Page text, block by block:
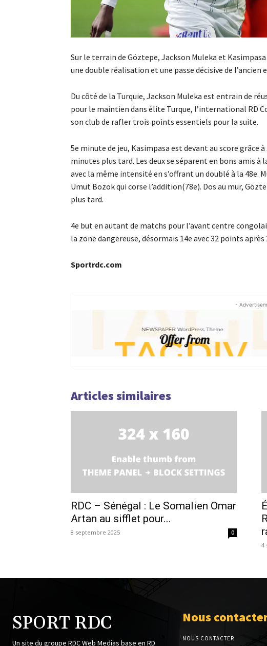
Sur le terrain de Göztepe, Jackson Muleka et
une double réalisation et une passe décisive de l’ancien
Du côté de la Turquie, Jackson Muleka est entrain de
pour le maintien dans élite Turque, l’international RD
son club de rafler trois points essentiels pour la suite.
5e minute de jeu, Kasimpasa est devant au score grâce
minutes plus tard. Les deux se séparent en bons amis
avec la même intensité en s’offrant un doublé à la 48e.
Umut Bozok qui corse l’addition(78e). Dos au mur,
plus tard.
4e but en autant de matchs pour l’avant centre
la zone dangereuse, désormais 14e avec 32 points
Sportrdc.com
-
Articles similaires
RDC – Sénégal : Le Somalien Omar
Artan au sifflet pour...
8 septembre 2025 0
4
SPORT RDC
Un site du groupe RDC Web Medias base en RD
Nous
NOUS CONTACTER